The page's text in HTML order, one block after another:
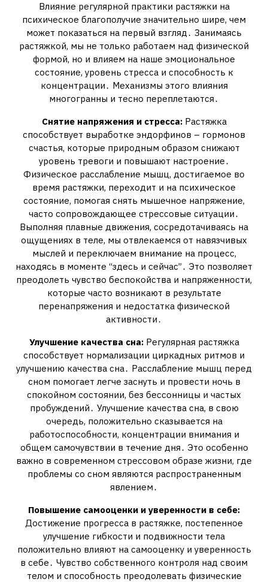
Влияние регулярной практики растяжки на
психическое благополучие значительно шире, чем
может показаться на первый взгляд․ Занимаясь
растяжкой, мы не только работаем над физической
формой, но и влияем на наше эмоциональное
состояние, уровень стресса и способность к
концентрации․ Механизмы этого влияния
многогранны и тесно переплетаются․
Снятие напряжения и стресса:Растяжка
способствует выработке эндорфинов – гормонов
счастья, которые природным образом снижают
уровень тревоги и повышают настроение․
Физическое расслабление мышц, достигаемое во
время растяжки, переходит и на психическое
состояние, помогая снять мышечное напряжение,
часто сопровождающее стрессовые ситуации․
Выполняя плавные движения, сосредотачиваясь на
ощущениях в теле, мы отвлекаемся от навязчивых
мыслей и переключаем внимание на процесс,
находясь в моменте “здесь и сейчас”․ Это позволяет
преодолеть чувство беспокойства и напряженности,
которые часто возникают в результате
перенапряжения и недостатка физической
активности․
Улучшение качества сна:Регулярная растяжка
способствует нормализации циркадных ритмов и
улучшению качества сна․ Расслабление мышц перед
сном помогает легче заснуть и провести ночь в
спокойном состоянии, без бессонницы и частых
пробуждений․ Улучшение качества сна, в свою
очередь, положительно сказывается на
работоспособности, концентрации внимания и
общем самочувствии в течение дня․ Это особенно
важно в современном стрессовом образе жизни, где
проблемы со сном являются распространенным
явлением․
Повышение самооценки и уверенности в себе:
Достижение прогресса в растяжке, постепенное
улучшение гибкости и подвижности тела
положительно влияют на самооценку и уверенность
в себе․ Чувство собственного контроля над своим
телом и способность преодолевать физические